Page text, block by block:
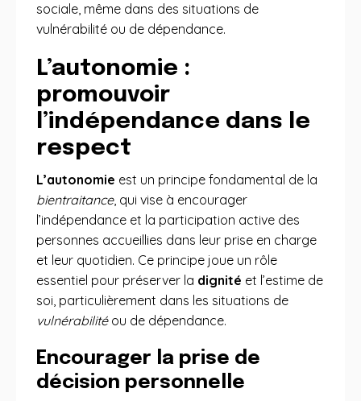
sociale, même dans des situations de
vulnérabilité ou de dépendance.
L’autonomie :
promouvoir
l’indépendance dans le
respect
L’autonomie est un principe fondamental de la
bientraitance, qui vise à encourager
l’indépendance et la participation active des
personnes accueillies dans leur prise en charge
et leur quotidien. Ce principe joue un rôle
essentiel pour préserver la dignité et l’estime de
soi, particulièrement dans les situations de
vulnérabilitéou de dépendance.
Encourager la prise de
décision personnelle